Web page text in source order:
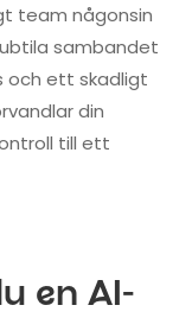
team någonsin
sambandet
och ett skadligt
din
till ett
en AI-